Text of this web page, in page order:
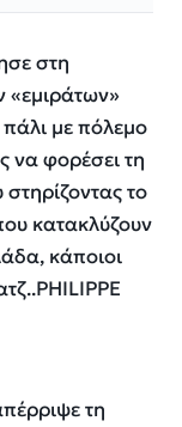
στη
«εμιράτων»
με πόλεμο
να φορέσει τη
το
κατακλύζουν
κάποιοι
τη